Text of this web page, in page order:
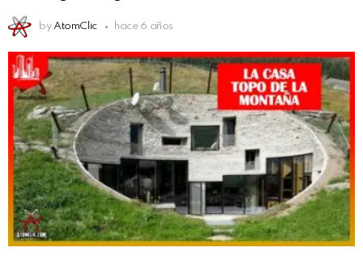
by AtomClic hace 6 años